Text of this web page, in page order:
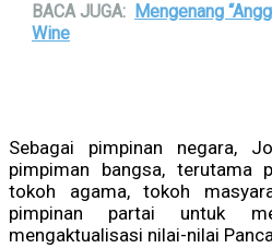
BACA JUGA: Mengenang
Wine
Sebagai pimpinan negara,
pimpiman bangsa, terutama
tokoh agama, tokoh
pimpinan partai untuk
mengaktualisasi nilai-nilai